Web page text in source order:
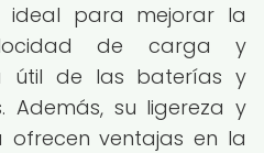
ideal para mejorar la
de carga y
útil de las baterías y
Además, su ligereza y
ofrecen ventajas en la